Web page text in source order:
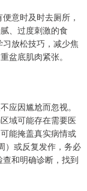
意时及时去厕所，
、过度刺激的食
放松技巧，减少焦
盆底肌肉紧张。
应因尴尬而忽视。
域可能存在需要医
能掩盖真实病情或
）或反复发作，务必
和明确诊断，找到